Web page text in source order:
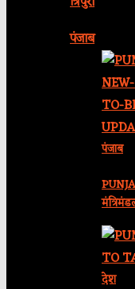
पंजाब
पंजाब
देश